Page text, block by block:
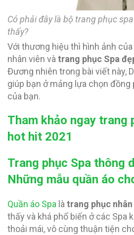
Có phải đây là bộ trang phục
thấy?
Với thương hiệu thì hình ảnh
nhân viên và trang phục Spa
Đương nhiên trong bài viết này,
giúp bạn ở mảng lựa chọn đồng
của bạn.
Tham khảo ngay trang
hot hit 2021
Trang phục Spa thông
Những mẫu quần áo
Quần áo Spa là trang phục nhân
thấy và khá phổ biến ở các Spa
thoải mái, vô cùng thuận tiện